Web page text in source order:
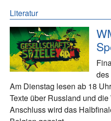
Literatur
des
Am Dienstag lesen ab 18
Texte über Russland und
Anschluss wird das